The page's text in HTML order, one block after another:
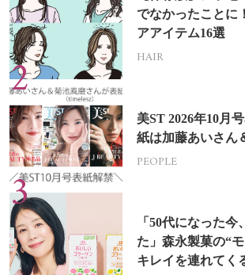
でなかったことに
アアイテム16選
HAIR
美ST 2026年10月
紙は加藤あいさん
PEOPLE
「50代になった
た」森永製菓の“
キレイを連れてく